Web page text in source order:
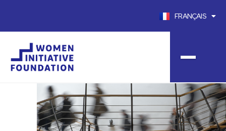
FRANÇAIS
ENGLISH